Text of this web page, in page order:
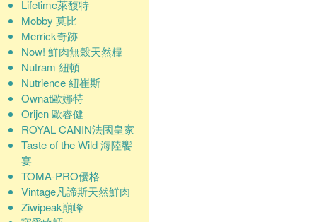
Lifetime萊馥特
Mobby 莫比
Merrick奇跡
Now! 鮮肉無穀天然糧
Nutram 紐頓
Nutrience 紐崔斯
Ownat歐娜特
Orijen 歐睿健
ROYAL CANIN法國皇家
Taste of the Wild 海陸饗
宴
TOMA-PRO優格
Vintage凡諦斯天然鮮肉
Ziwipeak巔峰